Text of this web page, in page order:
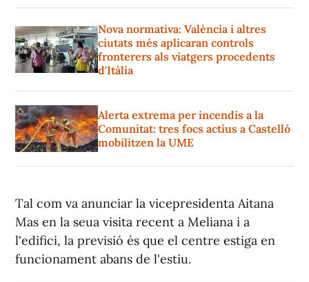
Nova normativa: València i altres
ciutats més aplicaran controls
fronterers als viatgers procedents
d'Itàlia
Alerta extrema per incendis a la
Comunitat: tres focs actius a Castelló
mobilitzen la UME
Tal com va anunciar la vicepresidenta Aitana
Mas en la seua visita recent a Meliana i a
l'edifici, la previsió és que el centre estiga en
funcionament abans de l'estiu.